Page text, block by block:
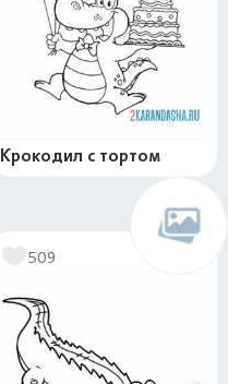
Крокодил с тортом
509